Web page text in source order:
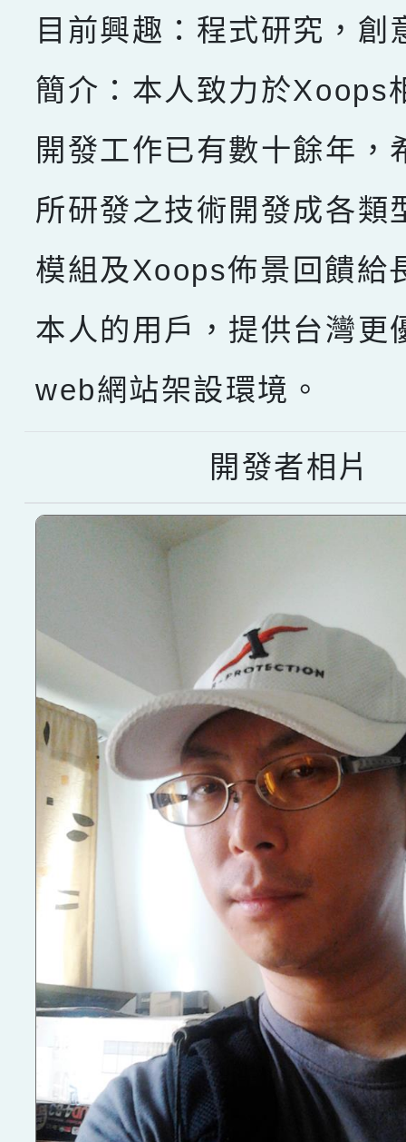
目前興趣：程式研究，創
簡介：本人致力於Xoops
開發工作已有數十餘年，
所研發之技術開發成各類
模組及Xoops佈景回饋給
本人的用戶，提供台灣更
web網站架設環境。
開發者相片